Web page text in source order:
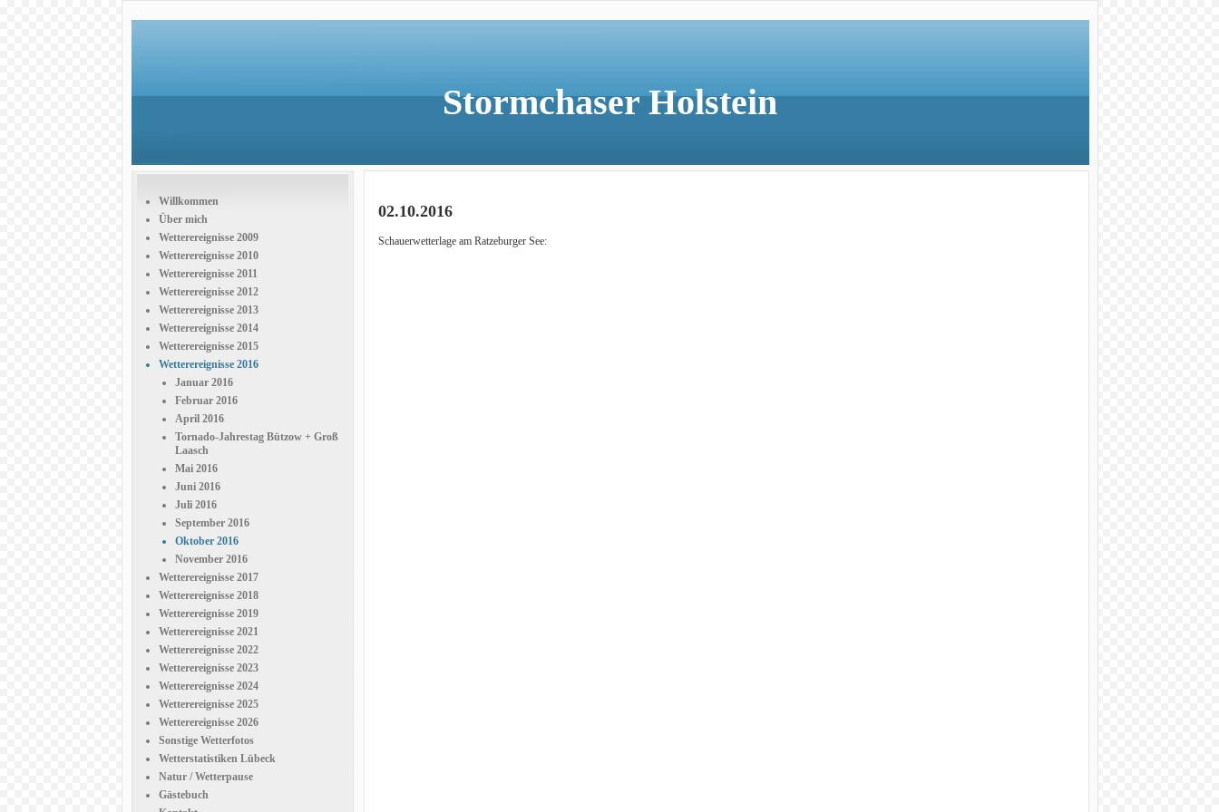
Stormchaser Holstein
Willkommen
Über mich
Wetterereignisse 2009
Wetterereignisse 2010
Wetterereignisse 2011
Wetterereignisse 2012
Wetterereignisse 2013
Wetterereignisse 2014
Wetterereignisse 2015
Wetterereignisse 2016
Januar 2016
Februar 2016
April 2016
Tornado-Jahrestag Bützow + Groß
Laasch
Mai 2016
Juni 2016
Juli 2016
September 2016
Oktober 2016
November 2016
Wetterereignisse 2017
Wetterereignisse 2018
Wetterereignisse 2019
Wetterereignisse 2021
Wetterereignisse 2022
Wetterereignisse 2023
Wetterereignisse 2024
Wetterereignisse 2025
Wetterereignisse 2026
Sonstige Wetterfotos
Wetterstatistiken Lübeck
Natur / Wetterpause
Gästebuch
02.10.2016
Schauerwetterlage am Ratzeburger See: